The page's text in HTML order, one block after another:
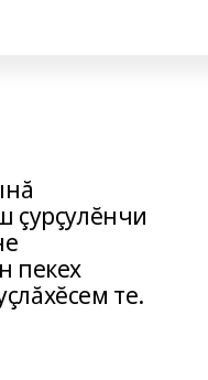
çурçулĕнчи
пекех
те.